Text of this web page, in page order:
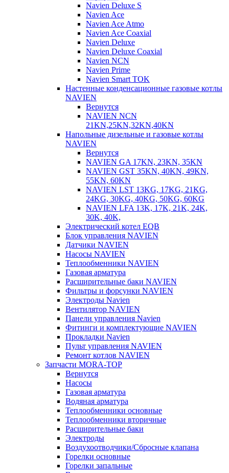
Navien Deluxe S
Navien Ace
Navien Ace Atmo
Navien Ace Coaxial
Navien Deluxe
Navien Deluxe Coaxial
Navien NCN
Navien Prime
Navien Smart TOK
Настенные конденсационные газовые котлы
NAVIEN
Вернутся
NAVIEN NCN
21KN,25KN,32KN,40KN
Напольные дизельные и газовые котлы
NAVIEN
Вернутся
NAVIEN GA 17KN, 23KN, 35KN
NAVIEN GST 35KN, 40KN, 49KN,
55KN, 60KN
NAVIEN LST 13KG, 17KG, 21KG,
24KG, 30KG, 40KG, 50KG, 60KG
NAVIEN LFA 13K, 17K, 21K, 24K,
30K, 40K,
Электрический котел EQB
Блок управления NAVIEN
Датчики NAVIEN
Насосы NAVIEN
Теплообменники NAVIEN
Газовая арматура
Расширительные баки NAVIEN
Фильтры и форсунки NAVIEN
Электроды Navien
Вентилятор NAVIEN
Панели управления Navien
Фитинги и комплектующие NAVIEN
Прокладки Navien
Пульт управления NAVIEN
Ремонт котлов NAVIEN
Запчасти MORA-TOP
Вернутся
Насосы
Газовая арматура
Водяная арматура
Теплообменники основные
Теплообменники вторичные
Расширительные баки
Электроды
Воздухоотводчики/Сбросные клапана
Горелки основные
Горелки запальные